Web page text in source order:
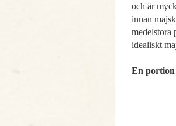
och är
innan
medelstora
idealiskt
En portion